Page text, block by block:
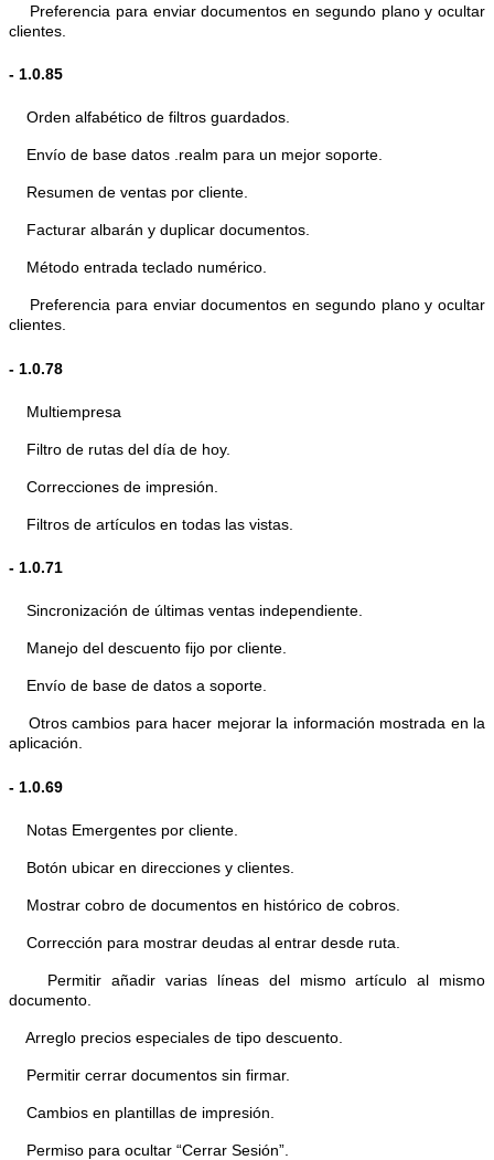
Preferencia para enviar documentos en segundo plano y ocultar
clientes.
- 1.0.85
Orden alfabético de filtros guardados.
Envío de base datos .realm para un mejor soporte.
Resumen de ventas por cliente.
Facturar albarán y duplicar documentos.
Método entrada teclado numérico.
Preferencia para enviar documentos en segundo plano y ocultar
clientes.
- 1.0.78
Multiempresa
Filtro de rutas del día de hoy.
Correcciones de impresión.
Filtros de artículos en todas las vistas.
- 1.0.71
Sincronización de últimas ventas independiente.
Manejo del descuento fijo por cliente.
Envío de base de datos a soporte.
Otros cambios para hacer mejorar la información mostrada en la
aplicación.
- 1.0.69
Notas Emergentes por cliente.
Botón ubicar en direcciones y clientes.
Mostrar cobro de documentos en histórico de cobros.
Corrección para mostrar deudas al entrar desde ruta.
Permitir añadir varias líneas del mismo artículo al mismo
documento.
Arreglo precios especiales de tipo descuento.
Permitir cerrar documentos sin firmar.
Cambios en plantillas de impresión.
Permiso para ocultar “Cerrar Sesión”.